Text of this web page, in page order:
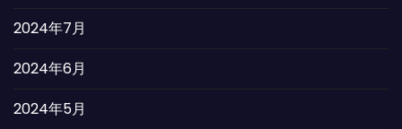
2024年7月
2024年6月
2024年5月